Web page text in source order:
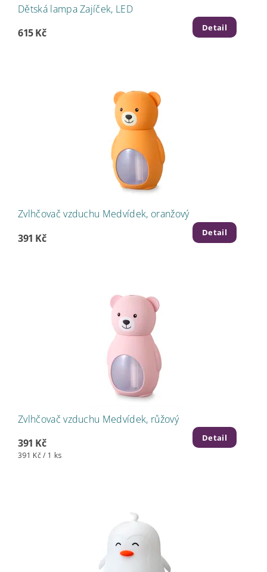
Dětská lampa Zajíček, LED
615 Kč
Detail
Zvlhčovač vzduchu Medvídek, oranžový
391 Kč
Detail
Zvlhčovač vzduchu Medvídek, růžový
391 Kč
391 Kč / 1 ks
Detail